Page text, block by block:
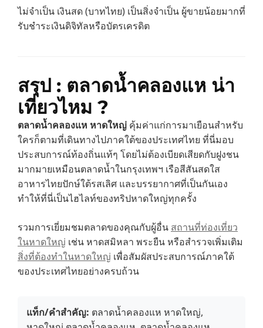
ไม่จำเป็น เงินสด (บาทไทย) เป็นสิ่งจำเป็น ผู้ขายน้อยมากที่
รับชำระเงินดิจิทัลหรือบัตรเครดิต
สรุป : ตลาดน้ำคลองแห น่า
เที่ยวไหม ?
ตลาดน้ำคลองแห หาดใหญ่ คุ้มค่าแก่การมาเยือนสำหรับ
ใครก็ตามที่เดินทางไปภาคใต้ของประเทศไทย ที่นี่มอบ
ประสบการณ์ท้องถิ่นแท้ๆ โดยไม่ต้องเบียดเสียดกับฝูงชน
มากมายเหมือนตลาดน้ำในกรุงเทพฯ เรือสีสันสดใส
อาหารไทยปักษ์ใต้รสเลิศ และบรรยากาศที่เป็นกันเอง
ทำให้ที่นี่เป็นไฮไลท์ของทริปหาดใหญ่ทุกครั้ง
รวมการเยี่ยมชมตลาดของคุณกับผู้อื่น สถานที่ท่องเที่ยว
ในหาดใหญ่ เช่น หาดสมิหลา พระยืน หรือสำรวจเพิ่มเติม
สิ่งที่ต้องทำในหาดใหญ่ เพื่อสัมผัสประสบการณ์ภาคใต้
ของประเทศไทยอย่างครบถ้วน
แท็ก/คำสำคัญ: ตลาดน้ำคลองแห หาดใหญ่,